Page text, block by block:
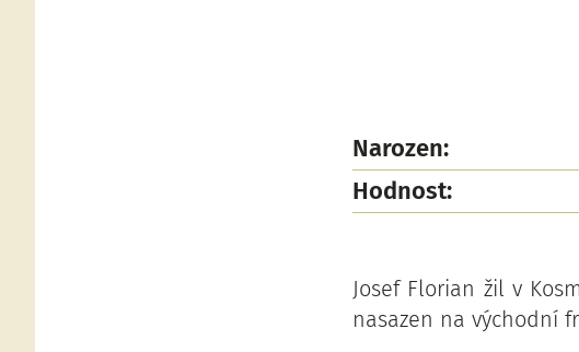
Narozen:
Hodnost:
Josef Florian žil v
nasazen na východní